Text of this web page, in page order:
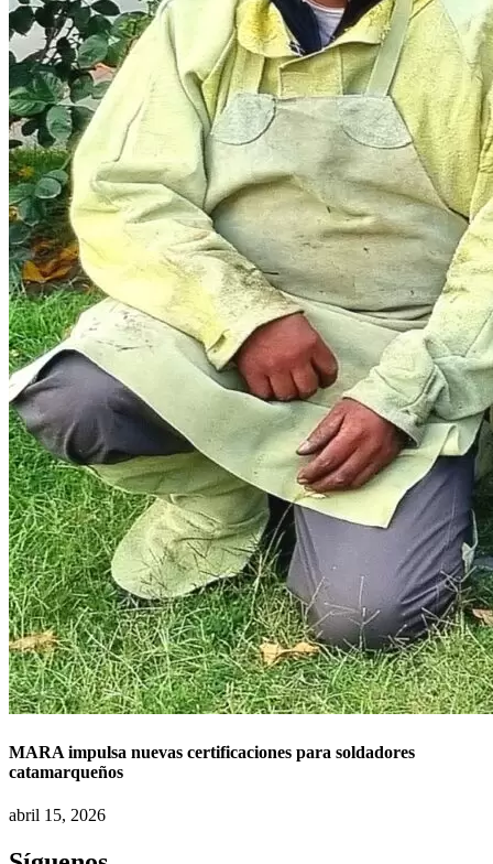
MARA impulsa nuevas certificaciones para soldadores
catamarqueños
abril 15, 2026